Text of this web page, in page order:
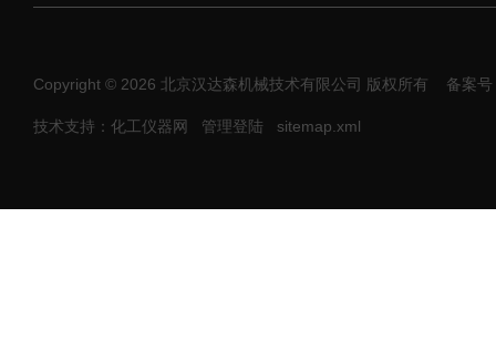
Copyright © 2026 北京汉达森机械技术有限公司 版权所有 备案
技术支持：化工仪器网 管理登陆 sitemap.xml